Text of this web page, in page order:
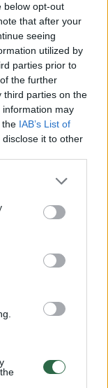
below opt-out
that after your
seeing
utilized by
parties prior to
the further
third parties on the
information may
the IAB’s List of
it to other
00:00:30
dviejų moterų ir
00:00:57
kils iki
00:15:54
įsitvirtinti